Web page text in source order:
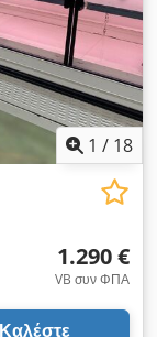
1 / 18
1.290 €
VB συν ΦΠΑ
Καλέστε